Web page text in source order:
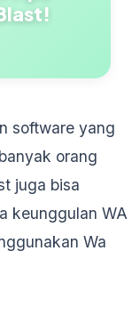
software yang
orang
juga bisa
keunggulan WA
Wa